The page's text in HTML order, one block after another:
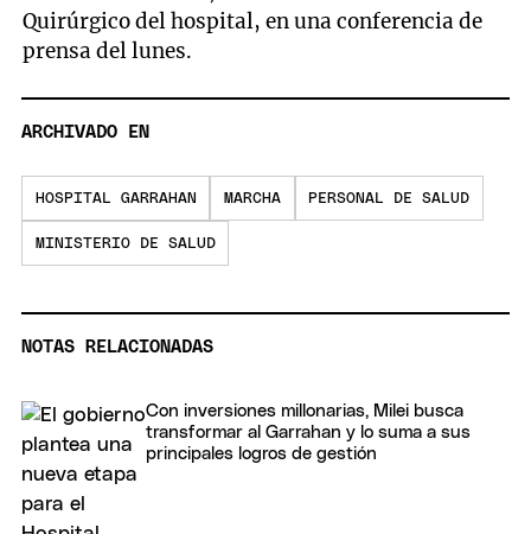
Quirúrgico del hospital, en una conferencia de
prensa del lunes.
ARCHIVADO EN
HOSPITAL GARRAHAN MARCHA PERSONAL DE SALUD
MINISTERIO DE SALUD
NOTAS RELACIONADAS
Con inversiones millonarias, Milei busca
transformar al Garrahan y lo suma a sus
principales logros de gestión